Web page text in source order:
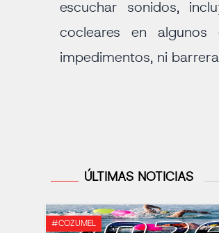
escuchar sonidos,
cocleares en
impedimentos, ni
ÚLTIMAS NOTICIAS
#COZUMEL